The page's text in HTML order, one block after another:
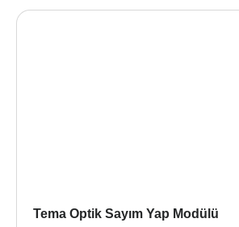
Tema Optik Sayım Yap Modülü